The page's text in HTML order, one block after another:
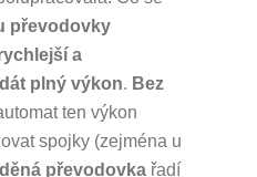
převodovky
a
plný výkon. Bez
ten výkon
spojky (zejména u
převodovka řadí